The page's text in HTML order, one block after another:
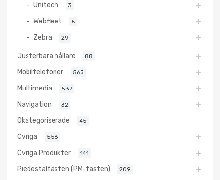
Unitech 3
Webfleet 5
Zebra 29
Justerbara hållare 88
Mobiltelefoner 563
Multimedia 537
Navigation 32
Okategoriserade 45
Övriga 556
Övriga Produkter 141
Piedestalfästen (PM-fästen) 209